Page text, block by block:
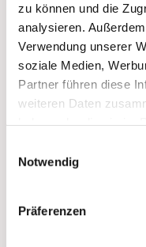
zu können und die
analysieren.
Verwendung unserer
soziale Medien,
Partner führen diese
weiteren Daten
Notwendig
Präferenzen